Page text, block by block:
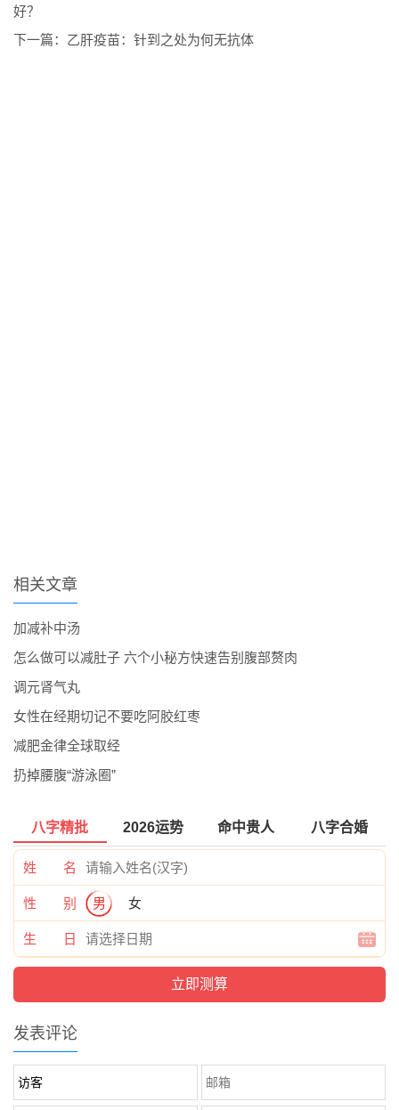
好？
下一篇： 乙肝疫苗：针到之处为何无抗体
相关文章
加减补中汤
怎么做可以减肚子 六个小秘方快速告别腹部赘肉
调元肾气丸
女性在经期切记不要吃阿胶红枣
减肥金律全球取经
扔掉腰腹“游泳圈”
八字精批 2026运势 命中贵人 八字合婚
姓 名
性 别 男 女
生 日
发表评论